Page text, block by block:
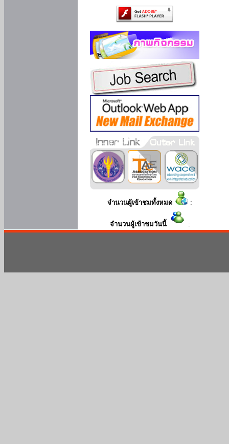
จำนวนผู้เข้าชมทั้งหมด :
จำนวนผู้เข้าชมวันนี้ :